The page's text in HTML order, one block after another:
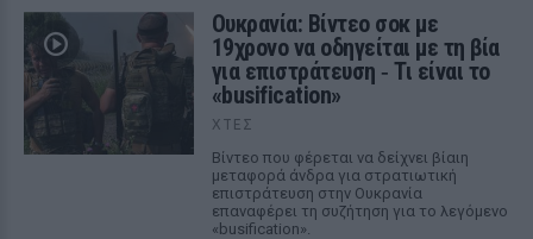
Ουκρανία: Βίντεο σοκ με
19χρονο να οδηγείται με τη βία
για επιστράτευση ‑ Τι είναι το
«busification»
ΧΤΕΣ
Βίντεο που φέρεται να δείχνει βίαιη
μεταφορά άνδρα για στρατιωτική
επιστράτευση στην Ουκρανία
επαναφέρει τη συζήτηση για το λεγόμενο
«busification».